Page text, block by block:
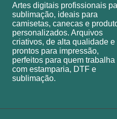
Artes digitais profissionais
sublimação, ideais para
camisetas, canecas e
personalizados. Arquivos
criativos, de alta qualidade e
prontos para impressão,
perfeitos para quem trabalha
com estamparia, DTF e
sublimação.